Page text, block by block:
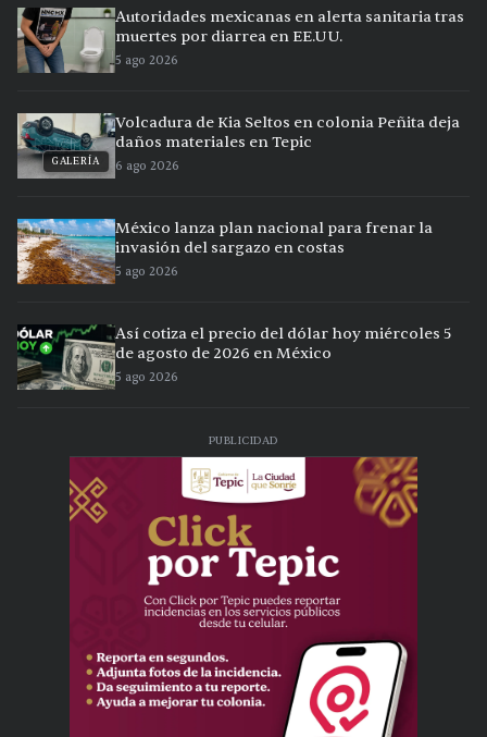
Autoridades mexicanas en alerta sanitaria tras
muertes por diarrea en EE.UU.
5 ago 2026
GALERÍA
Volcadura de Kia Seltos en colonia Peñita deja
daños materiales en Tepic
6 ago 2026
México lanza plan nacional para frenar la
invasión del sargazo en costas
5 ago 2026
Así cotiza el precio del dólar hoy miércoles 5
de agosto de 2026 en México
5 ago 2026
PUBLICIDAD